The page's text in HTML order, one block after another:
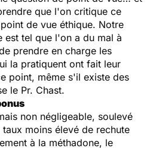
que l'on critique ce
de vue éthique. Notre
est tel que l'on a du mal à
prendre en charge les
la pratiquent ont fait leur
point, même s'il existe des
le Pr. Chast.
non négligeable, soulevé
moins élevé de rechute
à la méthadone, le